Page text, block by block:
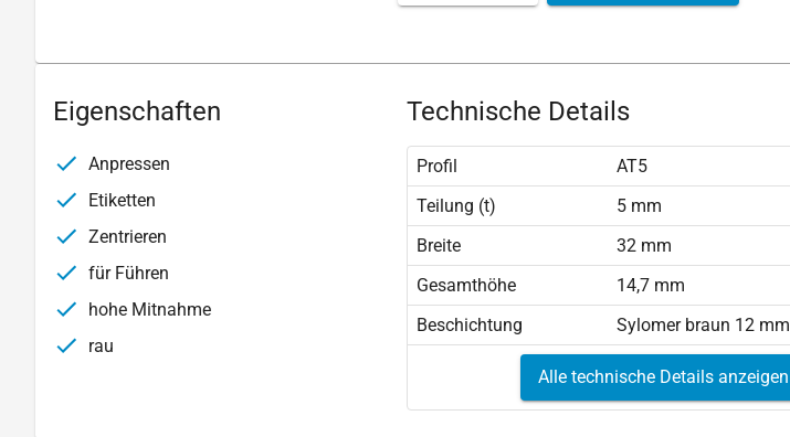
Eigenschaften
Anpressen
Etiketten
Zentrieren
für Führen
hohe Mitnahme
rau
Technische Details
Profil
AT5
Teilung (t)
5 mm
Breite
32 mm
Gesamthöhe
14,7 mm
Beschichtung
Sylomer braun 12 mm
Alle technische Details anzeigen